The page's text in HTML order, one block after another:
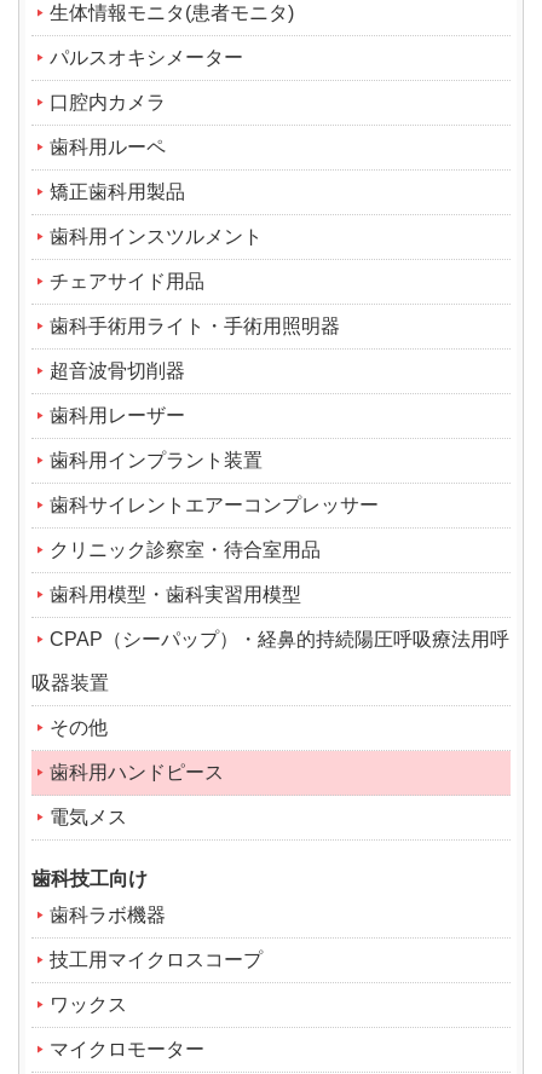
生体情報モニタ(患者モニタ)
パルスオキシメーター
口腔内カメラ
歯科用ルーペ
矯正歯科用製品
歯科用インスツルメント
チェアサイド用品
歯科手術用ライト・手術用照明器
超音波骨切削器
歯科用レーザー
歯科用インプラント装置
歯科サイレントエアーコンプレッサー
クリニック診察室・待合室用品
歯科用模型・歯科実習用模型
CPAP（シーパップ）・経鼻的持続陽圧呼吸療法用呼
吸器装置
その他
歯科用ハンドピース
電気メス
歯科技工向け
歯科ラボ機器
技工用マイクロスコープ
ワックス
マイクロモーター